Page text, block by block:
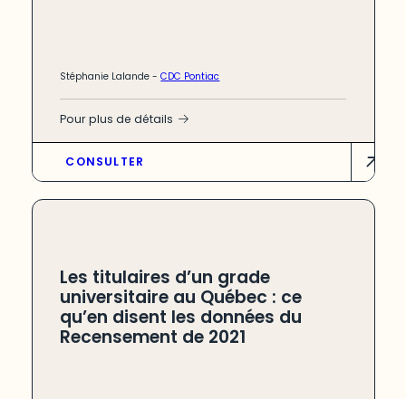
Stéphanie Lalande -CDC Pontiac
Pour plus de détails
CONSULTER
Les titulaires d’un grade
universitaire au Québec : ce
qu’en disent les données du
Recensement de 2021